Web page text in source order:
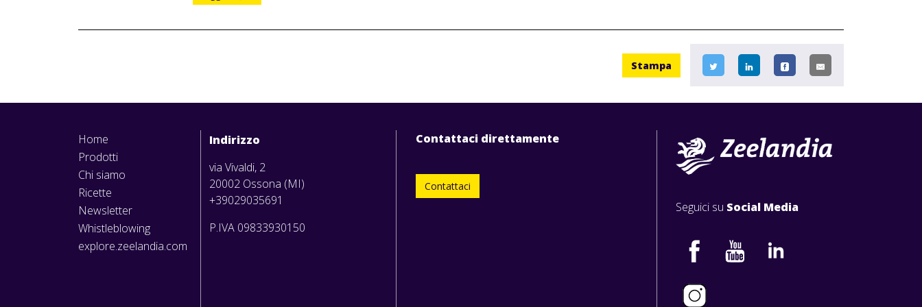
Stampa
Home
Prodotti
Chi siamo
Ricette
Newsletter
Whistleblowing
explore.zeelandia.com
Indirizzo
via Vivaldi, 2
20002 Ossona (MI)
+39029035691
P.IVA 09833930150
Contattaci direttamente
Contattaci
Seguici su Social Media